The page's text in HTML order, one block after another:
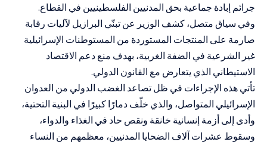
جرائم إبادة جماعية بحق المدنيين الفلسطينيين في القطاع.
وفي سياق متصل، كشف الوزير عن تبنّي البرازيل لآليات رقابة
صارمة على المنتجات المستوردة من المستوطنات الإسرائيلية
غير الشرعية في الضفة الغربية، بهدف منع دعم الاقتصاد
الاستيطاني الذي يتعارض مع القانون الدولي.
تأتي هذه الإجراءات في ظل تصاعد الغضب الدولي من العدوان
الإسرائيلي المتواصل، والذي خلّف دمارًا كبيرًا في البنية التحتية،
وأدى إلى أزمة إنسانية خانقة ونقص حاد في الغذاء والدواء،
وسقوط عشرات آلاف الضحايا المدنيين، معظمهم من النساء